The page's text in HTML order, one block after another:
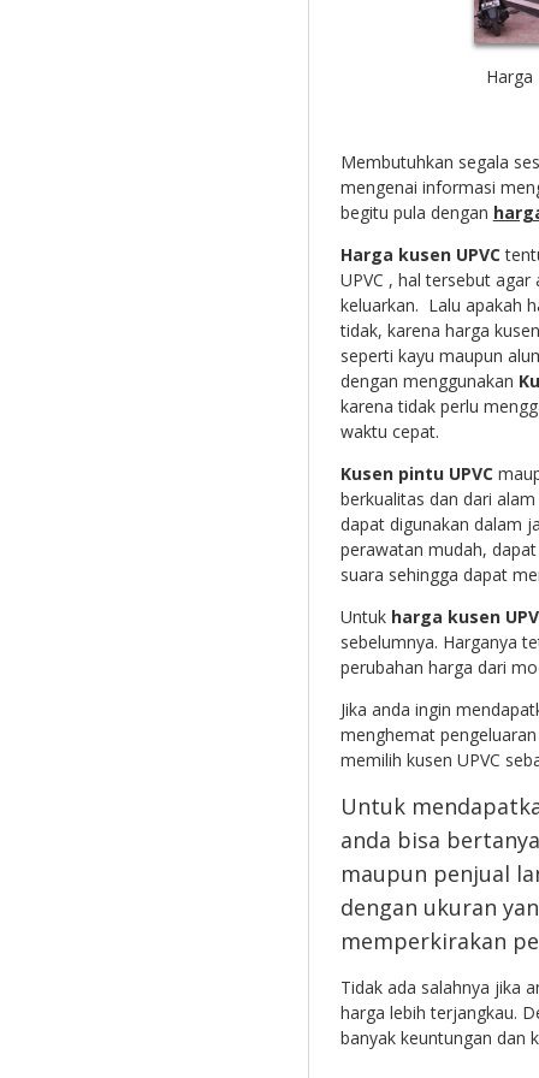
Harga
Membutuhkan segala
mengenai informasi
begitu pula dengan
Harga kusen UPVC
UPVC , hal tersebut
keluarkan. Lalu apakah
tidak, karena harga
seperti kayu maupun
dengan menggunakan
karena tidak perlu
waktu cepat.
Kusen pintu UPVC
berkualitas dan dari
dapat digunakan dalam
perawatan mudah,
suara sehingga dapat
Untuk harga kusen
sebelumnya. Harganya
perubahan harga dari
Jika anda ingin
menghemat
memilih kusen UPVC
Untuk
anda bisa
maupun penjual
dengan ukuran
memperkirakan
Tidak ada salahnya jika
harga lebih terjangkau.
banyak keuntungan dan